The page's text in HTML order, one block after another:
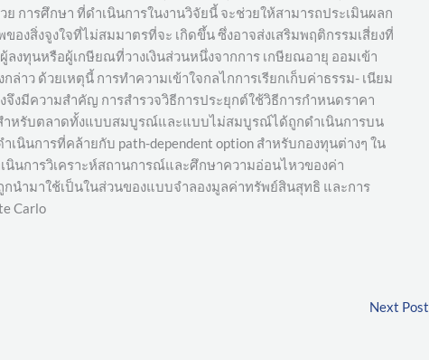
การศึกษา ที่ดำเนินการในงานวิจัยนี้ จะช่วยให้สามารถประเมินผลก
องสิ่งจูงใจที่ไม่สมมาตรที่จะ เกิดขึ้น ซึ่งอาจส่งเสริมพฤติกรรมเสี่ยงที่
งทุนหรือผู้เกษียณที่วางเงินส่วนหนึ่งจากการ เกษียณอายุ ออมเข้า
าว ด้วยเหตุนี้ การทำความเข้าใจกลไกการเรียกเก็บค่าธรรม- เนียม
งมีความสำคัญ การสำรวจวิธีการประยุกต์ใช้วิธีการกำหนดราคา
หรับตลาดทั้งแบบสมบูรณ์และแบบไม่สมบูรณ์ได้ถูกดำเนินการบน
เนินการที่คล้ายกับ path-dependent option สำหรับกองทุนต่างๆ ใน
นินการวิเคราะห์สถานการณ์และศึกษาความอ่อนไหวของค่า
กนำมาใช้เป็นในส่วนของแบบจำลองมูลค่าทรัพย์สินสุทธิ และการ
Carlo
Next Post